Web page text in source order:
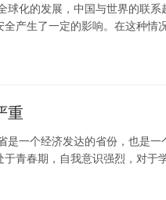
球化的发展，中国与世界的联
全产生了一定的影响。在这种情
重
是一个经济发达的省份，也是
于青春期，自我意识强烈，对于